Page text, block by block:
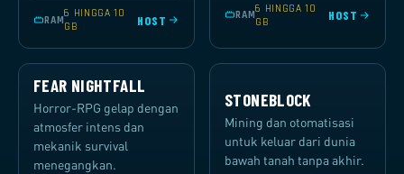
RAM6 HINGGA 10
GB
HOST RAM6 HINGGA 10
GB
HOST
FEAR NIGHTFALL
Horror-RPG gelap dengan
atmosfer intens dan
mekanik survival
menegangkan.
STONEBLOCK
Mining dan otomatisasi
untuk keluar dari dunia
bawah tanah tanpa akhir.